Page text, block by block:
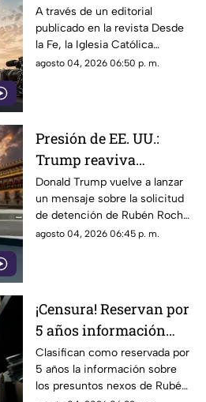
lineamientos para la
defensa de las
audiencias podrían
convertirse en un
A través de un editorial
publicado en la revista Desde
la Fe, la Iglesia Católica
advirtió que los lineamientos
agosto 04, 2026 06:50 p. m.
Presión de EE. UU.:
Trump reaviva
señalamientos contra
Rubén Rocha Moya y
Enrique Inzunza
Donald Trump vuelve a lanzar
un mensaje sobre la solicitud
de detención de Rubén Rocha
Moya y Enrique Inzunza.
agosto 04, 2026 06:45 p. m.
¡Censura! Reservan por
5 años información
sobre presuntos nexos
de Rocha Moya e
Inzunza con el crimen
Clasifican como reservada por
5 años la información sobre
los presuntos nexos de Rubén